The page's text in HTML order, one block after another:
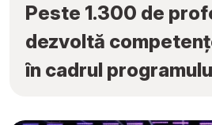
Peste 1.300 de
dezvoltă
în cadrul